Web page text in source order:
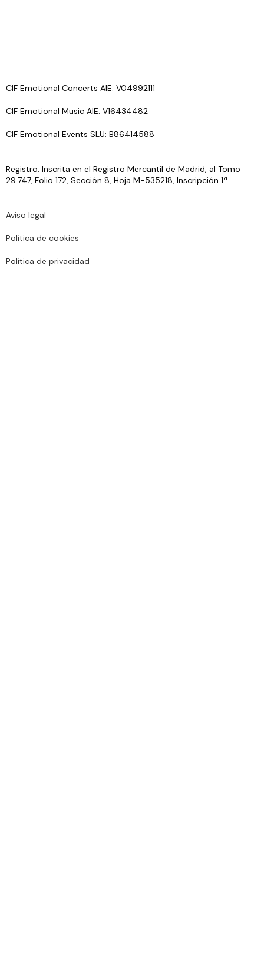
CIF Emotional Concerts AIE: V04992111
CIF Emotional Music AIE: V16434482
CIF Emotional Events SLU: B86414588
Registro: Inscrita en el Registro Mercantil de Madrid, al Tomo
29.747, Folio 172, Sección 8, Hoja M-535218, Inscripción 1ª
Aviso legal
Política de cookies
Política de privacidad